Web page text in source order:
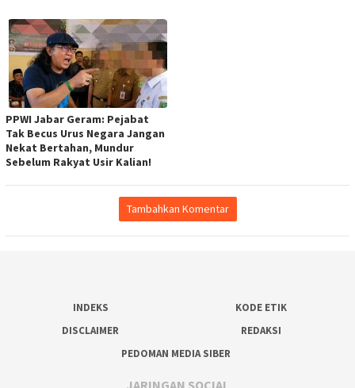
PPWI Jabar Geram: Pejabat
Tak Becus Urus Negara Jangan
Nekat Bertahan, Mundur
Sebelum Rakyat Usir Kalian!
Tambahkan Komentar
INDEKS
KODE ETIK
DISCLAIMER
REDAKSI
PEDOMAN MEDIA SIBER
JARINGAN SOCIAL